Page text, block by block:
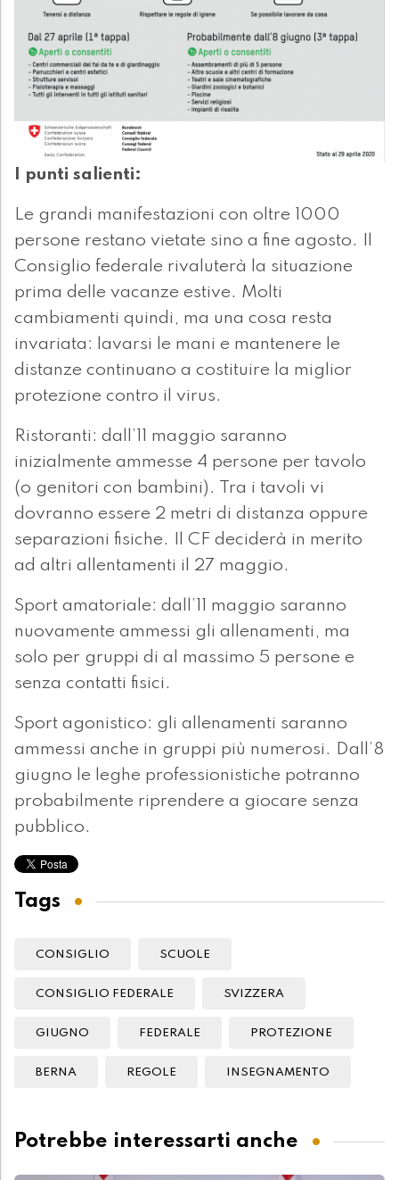
I punti salienti:
Le grandi manifestazioni con oltre 1000
persone restano vietate sino a fine agosto. Il
Consiglio federale rivaluterà la situazione
prima delle vacanze estive. Molti
cambiamenti quindi, ma una cosa resta
invariata: lavarsi le mani e mantenere le
distanze continuano a costituire la miglior
protezione contro il virus.
Ristoranti: dall’11 maggio saranno
inizialmente ammesse 4 persone per tavolo
(o genitori con bambini). Tra i tavoli vi
dovranno essere 2 metri di distanza oppure
separazioni fisiche. Il CF deciderà in merito
ad altri allentamenti il 27 maggio.
Sport amatoriale: dall’11 maggio saranno
nuovamente ammessi gli allenamenti, ma
solo per gruppi di al massimo 5 persone e
senza contatti fisici.
Sport agonistico: gli allenamenti saranno
ammessi anche in gruppi più numerosi. Dall’8
giugno le leghe professionistiche potranno
probabilmente riprendere a giocare senza
pubblico.
Tags
CONSIGLIO SCUOLE
CONSIGLIO FEDERALE SVIZZERA
GIUGNO FEDERALE PROTEZIONE
BERNA REGOLE INSEGNAMENTO
Potrebbe interessarti anche